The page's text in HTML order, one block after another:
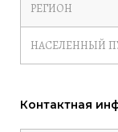
РЕГИОН
НАСЕЛЕННЫЙ
Контактная